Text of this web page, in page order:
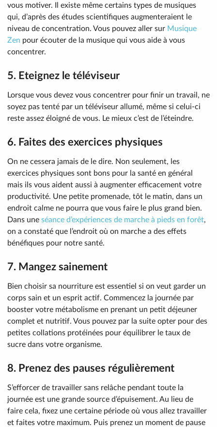
vous motiver. Il existe même certains types de musiques
qui, d’après des études scientifiques augmenteraient le
niveau de concentration. Vous pouvez aller sur Musique
Zen pour écouter de la musique qui vous aide à vous
concentrer.
5. Eteignez le téléviseur
Lorsque vous devez vous concentrer pour finir un travail, ne
soyez pas tenté par un téléviseur allumé, même si celui-ci
reste assez éloigné de vous. Le mieux c’est de l’éteindre.
6. Faites des exercices physiques
On ne cessera jamais de le dire. Non seulement, les
exercices physiques sont bons pour la santé en général
mais ils vous aident aussi à augmenter efficacement votre
productivité. Une petite promenade, tôt le matin, dans un
endroit calme ne pourra que vous faire le plus grand bien.
Dans une séance d’expériences de marche à pieds en forêt,
on a constaté que l’endroit où on marche a des effets
bénéfiques pour notre santé.
7. Mangez sainement
Bien choisir sa nourriture est essentiel si on veut garder un
corps sain et un esprit actif. Commencez la journée par
booster votre métabolisme en prenant un petit déjeuner
complet et nutritif. Vous pouvez par la suite opter pour des
petites collations protéinées pour équilibrer le taux de
sucre dans votre organisme.
8. Prenez des pauses régulièrement
S’efforcer de travailler sans relâche pendant toute la
journée est une grande source d’épuisement. Au lieu de
faire cela, fixez une certaine période où vous allez travailler
et faites votre maximum. Puis prenez un moment de pause